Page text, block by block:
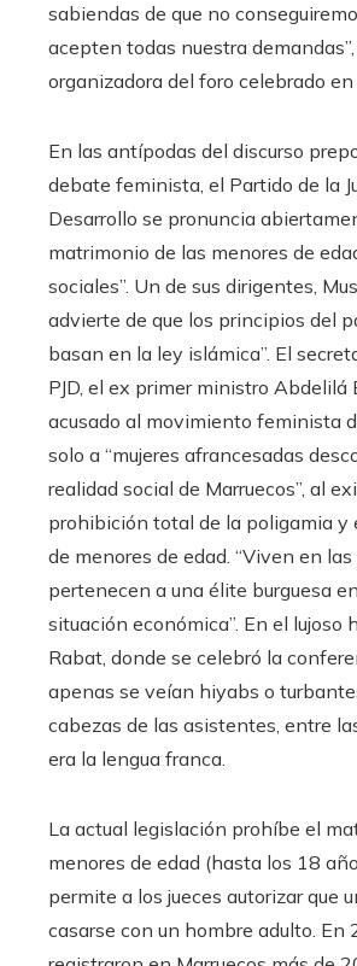
sabiendas de que no
acepten todas nuestra
organizadora del foro celebrado en
En las antípodas del discurso
debate feminista, el Partido de la
Desarrollo se pronuncia
matrimonio de las menores de
sociales”. Un de sus dirigentes,
advierte de que los principios del
basan en la ley islámica”. El
PJD, el ex primer ministro Abdelilá
acusado al movimiento feminista
solo a “mujeres afrancesadas
realidad social de Marruecos”, al
prohibición total de la poligamia y
de menores de edad. “Viven en las
pertenecen a una élite burguesa
situación económica”. En el lujoso
Rabat, donde se celebró la
apenas se veían hiyabs o
cabezas de las asistentes, entre
era la lengua franca.
La actual legislación prohíbe el
menores de edad (hasta los 18
permite a los jueces autorizar que
casarse con un hombre adulto. En